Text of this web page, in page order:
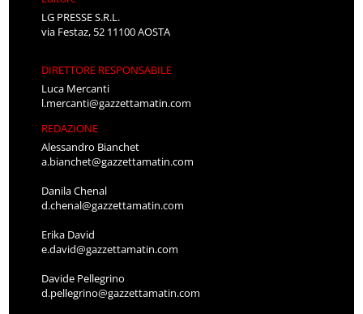
LG PRESSE S.R.L.
via Festaz, 52 11100 AOSTA
DIRETTORE RESPONSABILE
Luca Mercanti
l.mercanti@gazzettamatin.com
REDAZIONE
Alessandro Bianchet
a.bianchet@gazzettamatin.com
Danila Chenal
d.chenal@gazzettamatin.com
Erika David
e.david@gazzettamatin.com
Davide Pellegrino
d.pellegrino@gazzettamatin.com